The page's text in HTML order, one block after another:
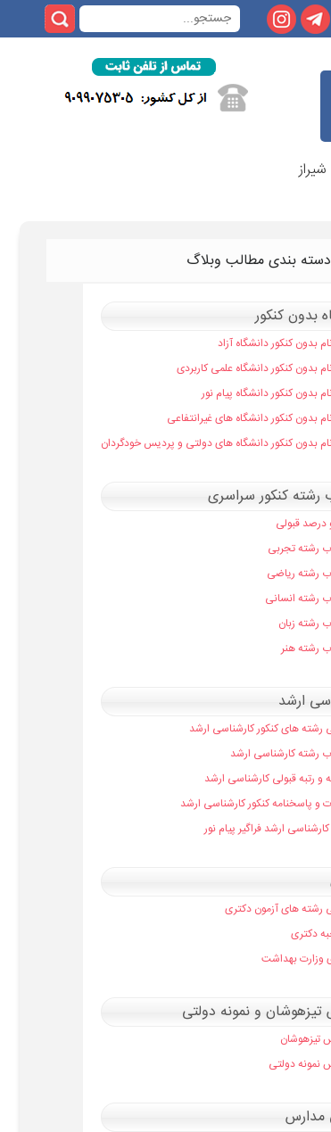
بندی مطالب وبلاگ
بدون کنکور
بدون کنکور دانشگاه آزاد
بدون کنکور دانشگاه علمی کاربردی
بدون کنکور دانشگاه پیام نور
بدون کنکور دانشگاه های غیرانتفاعی
بدون کنکور دانشگاه های دولتی و پردیس خودگردان
رشته کنکور سراسری
درصد قبولی
رشته تجربی
رشته ریاضی
رشته انسانی
رشته زبان
رشته هنر
ارشد
رشته های کنکور کارشناسی ارشد
رشته کارشناسی ارشد
و رتبه قبولی کارشناسی ارشد
و پاسخنامه کنکور کارشناسی ارشد
ارشد فراگیر پیام نور
رشته های آزمون دکتری
دکتری
وزارت بهداشت
و نمونه دولتی
تیزهوشان
نمونه دولتی
مدارس